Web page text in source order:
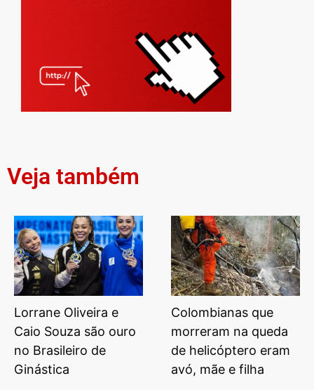
Veja também
Lorrane Oliveira e
Caio Souza são ouro
no Brasileiro de
Ginástica
Colombianas que
morreram na queda
de helicóptero eram
avó, mãe e filha